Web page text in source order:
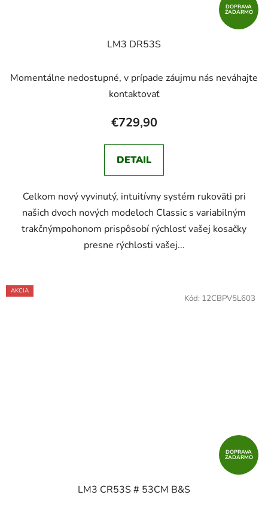
DOPRAVA
ZADARMO
LM3 DR53S
Momentálne nedostupné, v prípade záujmu nás neváhajte
kontaktovať
€729,90
DETAIL
Celkom nový vyvinutý, intuitívny systém rukoväti pri
našich dvoch nových modeloch Classic s variabilným
trakčnýmpohonom prispôsobí rýchlosť vašej kosačky
presne rýchlosti vašej...
AKCIA
DOPRAVA
ZADARMO
LM3 CR53S # 53CM B&S
Kód: 12CBPV5L603